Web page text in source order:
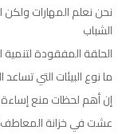
نحن نعلم المهارات
الشباب
الحلقة المفقودة لتنمية
ما نوع البيئات التي
إن أهم لحظات منع إساءة
عشت في خزانة المعاطف